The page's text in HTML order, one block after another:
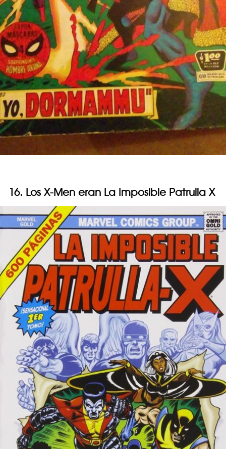
16. Los X-Men eran La Imposible Patrulla X